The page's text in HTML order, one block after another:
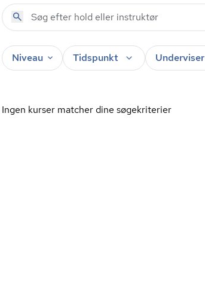
Niveau Tidspunkt Underviser
Ingen kurser matcher dine søgekriterier